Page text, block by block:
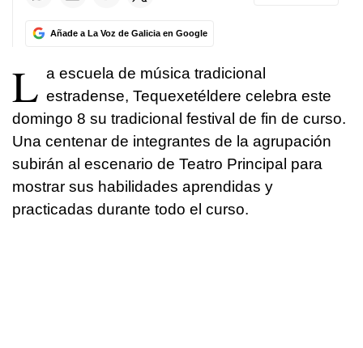
Añade a La Voz de Galicia en Google
L a escuela de música tradicional
estradense, Tequexetéldere celebra este
domingo 8 su tradicional festival de fin de curso.
Una centenar de integrantes de la agrupación
subirán al escenario de Teatro Principal para
mostrar sus habilidades aprendidas y
practicadas durante todo el curso.